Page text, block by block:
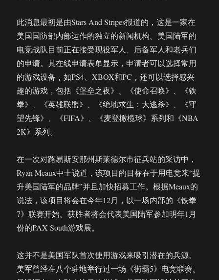
此消息最初是由Stars And Stripes报道的，这是一家在
美国国防部内部运作的独立的新闻机构。美国陆军的
电竞战队目前正在接受现役军人、后备军人和老兵们
的申请。其在线申请表单显示，申请者可以选择常用
的游戏设备，如PS4、XBOX和PC，还可以选择感兴
趣的游戏，包括《堡垒之夜》、《使命召唤》、《铁
拳》、《英雄联盟》、《绝地求生：大逃杀》、《守
望先锋》、《FIFA》、《麦登橄榄球》系列和《NBA
2K》系列。
在一次对路易斯安那州斯莱德尔市征兵站的采访中，
Ryan Meaux中士说道，该项目的目标在于用电竞来“提
升美国陆军的品牌”并且加快招募工作。根据Meaux的
说法，该项目将会在今年12月，以一场内部的《铁拳
7》联赛开始。获胜者将会代表美国陆军参加明年1月
份的PAX South游戏展。
这并不是美国军队首次使用游戏来吸引潜在的兵源。
美军曾经在八个驻地举行过一场《街霸5》电竞联赛。